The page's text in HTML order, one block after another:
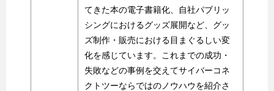
てきた本の電子書籍化、自社パブリッ
シングにおけるグッズ展開など、グッ
ズ制作・販売における目まぐるしい変
化を感じています。これまでの成功・
失敗などの事例を交えてサイバーコネ
クトツーならではのノウハウを紹介さ